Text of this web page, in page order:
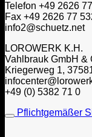
Telefon +49 2626
Fax +49 2626 77
info2@schuetz.net
LOROWERK K.H.
Vahlbrauk GmbH &
Kriegerweg 1,
+49 (0) 5382 71 0
Pflichtgemäßer